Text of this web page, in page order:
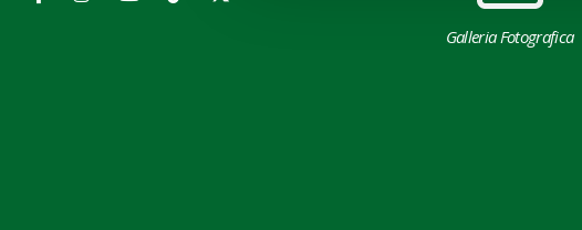
Galleria Fotografica